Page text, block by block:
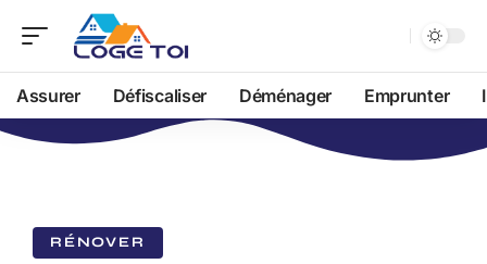
Assurer Défiscaliser Déménager Emprunter
RÉNOVER